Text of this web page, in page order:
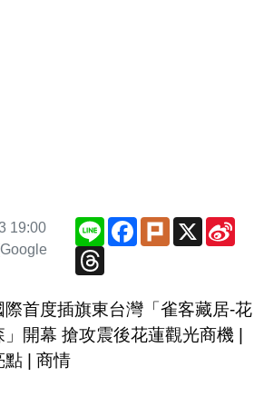
19:00
Line Facebook
Plurk X
際首度插旗東台灣「雀客藏居-花
開幕 搶攻震後花蓮觀光商機 |
點 | 商情